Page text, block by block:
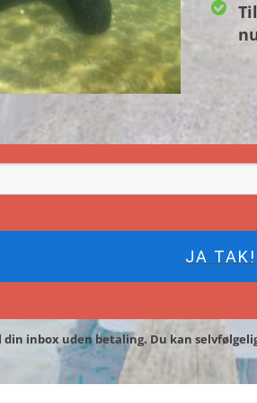
JA TAK!
din inbox uden betaling. Du kan